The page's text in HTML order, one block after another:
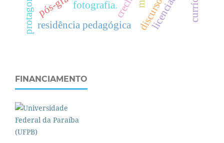
residência pedagógica
fotografia.
FINANCIAMENTO